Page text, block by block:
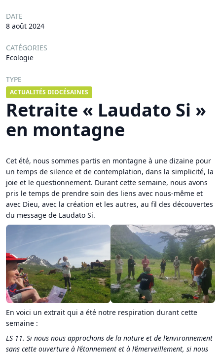
DATE
8 août 2024
CATÉGORIES
Ecologie
TYPE
ACTUALITÉS DIOCÉSAINES
Retraite « Laudato Si »
en montagne
Cet été, nous sommes partis en montagne à une dizaine pour
un temps de silence et de contemplation, dans la simplicité, la
joie et le questionnement. Durant cette semaine, nous avons
pris le temps de prendre soin des liens avec nous-même et
avec Dieu, avec la création et les autres, au fil des découvertes
du message de Laudato Si.
En voici un extrait qui a été notre respiration durant cette
semaine :
LS 11. Si nous nous approchons de la nature et de l’environnement
sans cette ouverture à l’étonnement et à l’émerveillement, si nous